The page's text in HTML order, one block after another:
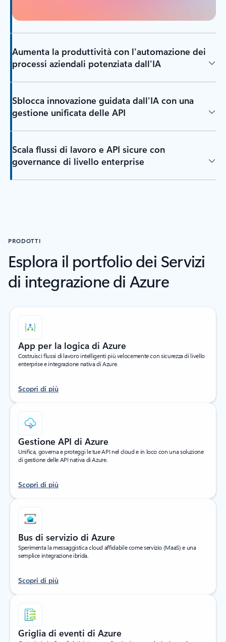
Aumenta la produttività con l'automazione dei
processi aziendali potenziata dall'IA
Sblocca innovazione guidata dall'IA con una
gestione unificata delle API
Scala flussi di lavoro e API sicure con
governance di livello enterprise
PRODOTTI
Esplora il portfolio dei Servizi
di integrazione di Azure
App per la logica di Azure
Costruisci flussi di lavoro intelligenti più velocemente con sicurezza di livello
enterprise e integrazione nativa di Azure.
Scopri di più
Gestione API di Azure
Unifica, governa e proteggi le tue API nel cloud e in loco con una soluzione
di gestione delle API nativa di Azure.
Scopri di più
Bus di servizio di Azure
Sperimenta la messaggistica cloud affidabile come servizio (MaaS) e una
semplice integrazione ibrida.
Scopri di più
Griglia di eventi di Azure